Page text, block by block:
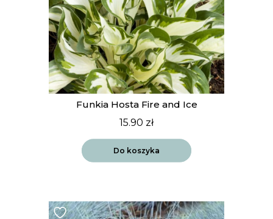
Funkia Hosta Fire and Ice
15.90 zł
Do koszyka